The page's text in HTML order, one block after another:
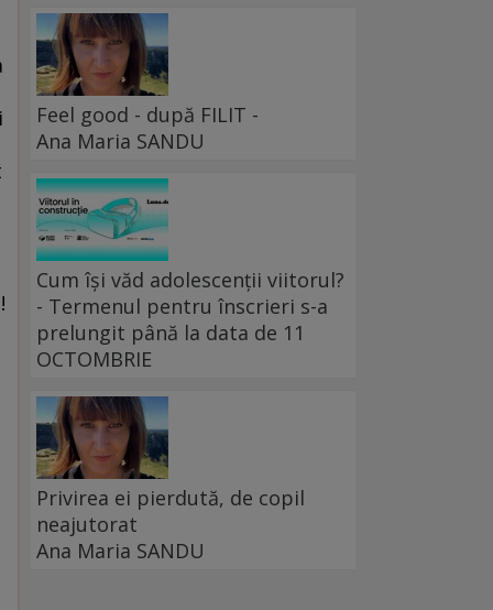
Feel good - după FILIT -
Ana Maria SANDU
Cum își văd adolescenții viitorul?
- Termenul pentru înscrieri s-a
prelungit până la data de 11
OCTOMBRIE
Privirea ei pierdută, de copil
neajutorat
Ana Maria SANDU